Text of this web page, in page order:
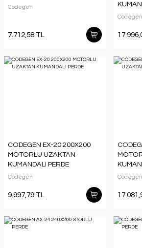
Codegen
7.712,58 TL
Codegen
CODEGEN EX-20 200X200
MOTORLU UZAKTAN
KUMANDALI PERDE
Codegen
9.997,79 TL
Codegen